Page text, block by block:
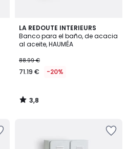
LA REDOUTE INTERIEURS
Banco para el baño, de acacia
al aceite, HAUMÉA
88.99 €
71.19 € -20%
3,8
/ 5
3,8
/